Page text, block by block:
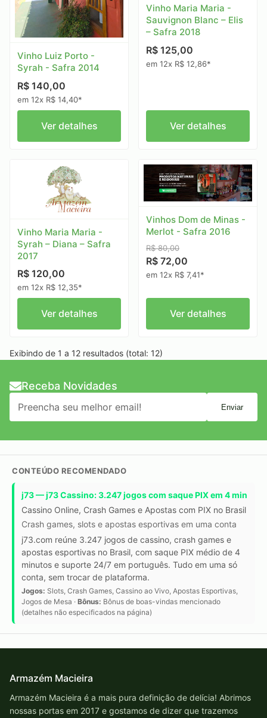
Vinho Luiz Porto -
Syrah - Safra 2014
R$ 140,00
em 12x R$ 14,40*
Ver detalhes
Vinho Maria Maria -
Sauvignon Blanc – Elis
– Safra 2018
R$ 125,00
em 12x R$ 12,86*
Ver detalhes
Vinho Maria Maria -
Syrah – Diana – Safra
2017
R$ 120,00
em 12x R$ 12,35*
Ver detalhes
Vinhos Dom de Minas -
Merlot - Safra 2016
R$ 80,00
R$ 72,00
em 12x R$ 7,41*
Ver detalhes
Exibindo de 1 a 12 resultados (total: 12)
Receba Novidades
Enviar
CONTEÚDO RECOMENDADO
j73 — j73 Cassino: 3.247 jogos com saque PIX em 4 min
Cassino Online, Crash Games e Apostas com PIX no Brasil
Crash games, slots e apostas esportivas em uma conta
j73.com reúne 3.247 jogos de cassino, crash games e
apostas esportivas no Brasil, com saque PIX médio de 4
minutos e suporte 24/7 em português. Tudo em uma só
conta, sem trocar de plataforma.
Jogos: Slots, Crash Games, Cassino ao Vivo, Apostas Esportivas,
Jogos de Mesa · Bônus: Bônus de boas-vindas mencionado
(detalhes não especificados na página)
Armazém Macieira
Armazém Macieira é a mais pura definição de delícia! Abrimos
nossas portas em 2017 e gostamos de dizer que trazemos